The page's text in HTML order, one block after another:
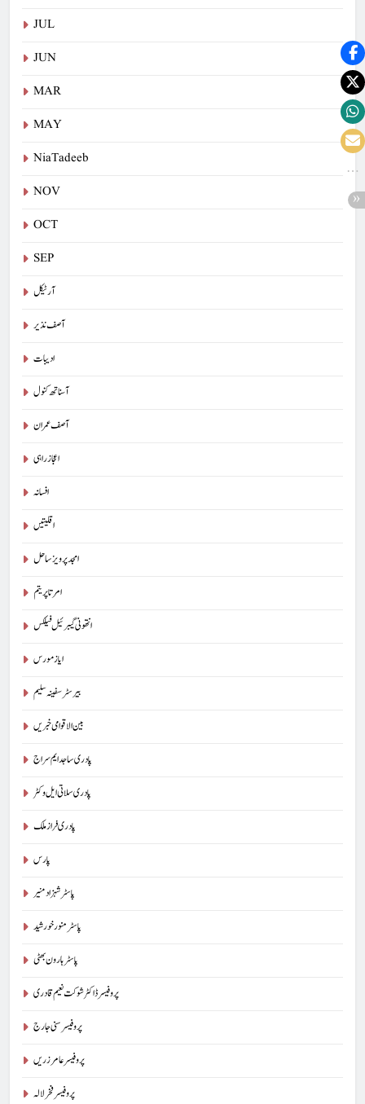
JUL
JUN
MAR
MAY
NiaTadeeb
NOV
OCT
SEP
آرٹیکل
آصف نذیر
ادیبات
آسناتھ کنول
آصف عمران
اعجاز راہی
افسانہ
اقلیتیں
امجد پرویز ساحل
امرتا پریتم
انتھونی گیبرئیل فیلکس
ایاز مورس
بیرسٹرسفینہ سلیم
بین الاقوامی خبریں
پادری ساجد ایم سراج
پادری سلاتی ایل وکٹر
پادری فراز ملک
پارس
پاسٹر شہزاد منیر
پاسٹر منور خورشید
پاسٹر ہارون بھٹی
پروفیسر ڈاکٹر شوکت نعیم قادری
پروفیسر سنی جارج
پروفیسر عامر زریں
پروفیسر فخر لالہ